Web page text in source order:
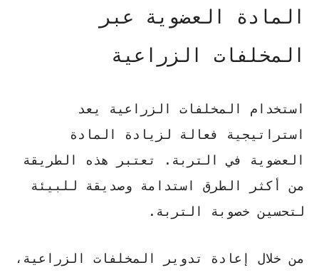
المادة العضوية عبر
المخلفات الزراعية
استخدام المخلفات الزراعية يعد
استراتيجية فعالة لزيادة المادة
العضوية في التربة. تعتبر هذه الطريقة
من أكثر الطرق استدامة وصديقة للبيئة
لتحسين خصوبة التربة.
من خلال إعادة تدوير المخلفات الزراعية،